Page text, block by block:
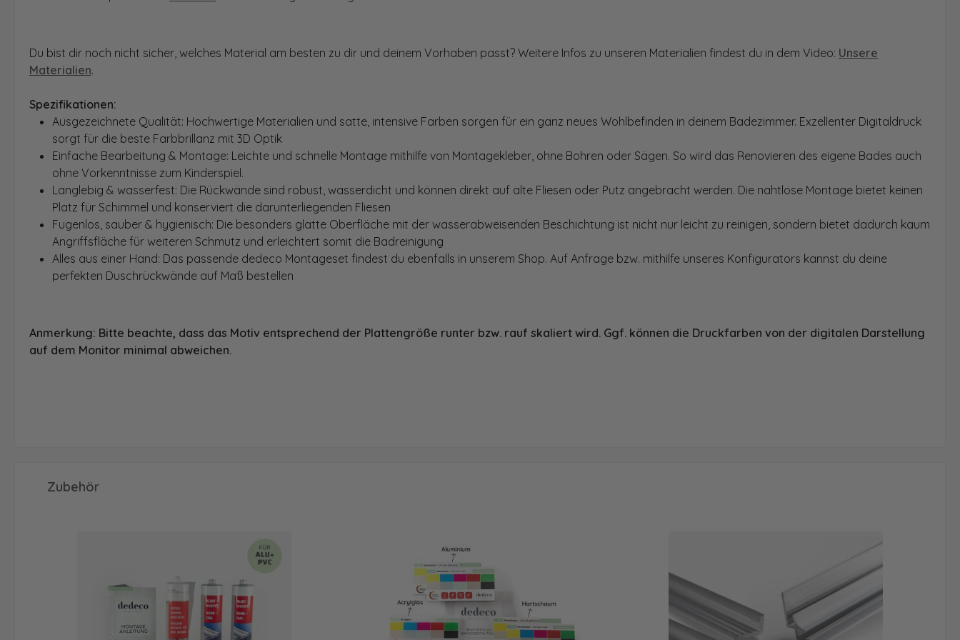
Du bist dir noch nicht sicher, welches Material am besten zu dir und deinem Vorhaben passt? Weitere Infos zu unseren Materialien findest du in dem Video: Unsere
Materialien.
Spezifikationen:
Ausgezeichnete Qualität: Hochwertige Materialien und satte, intensive Farben sorgen für ein ganz neues Wohlbefinden in deinem Badezimmer. Exzellenter Digitaldruck
sorgt für die beste Farbbrillanz mit 3D Optik
Einfache Bearbeitung & Montage: Leichte und schnelle Montage mithilfe von Montagekleber, ohne Bohren oder Sägen. So wird das Renovieren des eigene Bades auch
ohne Vorkenntnisse zum Kinderspiel.
Langlebig & wasserfest: Die Rückwände sind robust, wasserdicht und können direkt auf alte Fliesen oder Putz angebracht werden. Die nahtlose Montage bietet keinen
Platz für Schimmel und konserviert die darunterliegenden Fliesen
Fugenlos, sauber & hygienisch: Die besonders glatte Oberfläche mit der wasserabweisenden Beschichtung ist nicht nur leicht zu reinigen, sondern bietet dadurch kaum
Angriffsfläche für weiteren Schmutz und erleichtert somit die Badreinigung
Alles aus einer Hand: Das passende dedeco Montageset findest du ebenfalls in unserem Shop. Auf Anfrage bzw. mithilfe unseres Konfigurators kannst du deine
perfekten Duschrückwände auf Maß bestellen
Anmerkung: Bitte beachte, dass das Motiv entsprechend der Plattengröße runter bzw. rauf skaliert wird. Ggf. können die Druckfarben von der digitalen Darstellung
auf dem Monitor minimal abweichen.
Produktgalerie überspringen
Zubehör